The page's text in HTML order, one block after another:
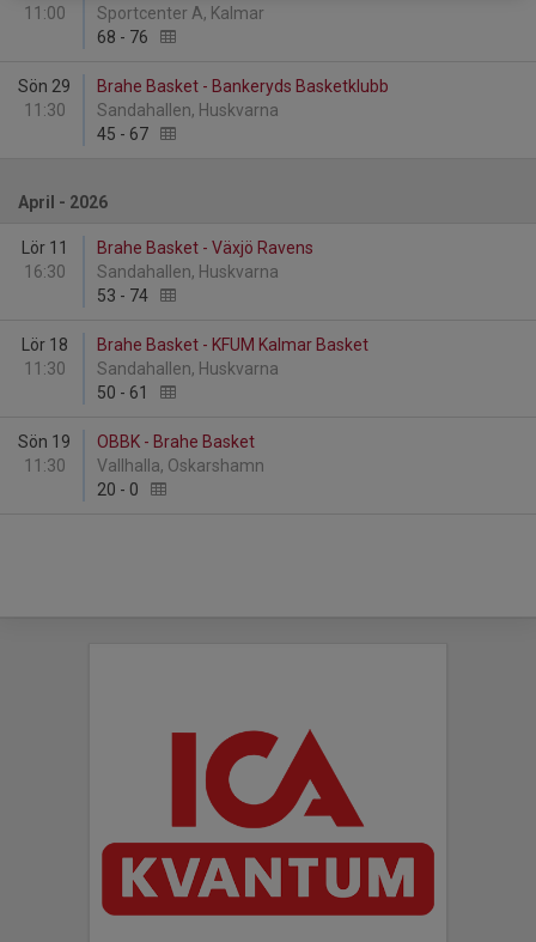
11:00
Sportcenter A, Kalmar
68 - 76
Sön 29
11:30
Brahe Basket - Bankeryds Basketklubb
Sandahallen, Huskvarna
45 - 67
April - 2026
Lör 11
16:30
Brahe Basket - Växjö Ravens
Sandahallen, Huskvarna
53 - 74
Lör 18
11:30
Brahe Basket - KFUM Kalmar Basket
Sandahallen, Huskvarna
50 - 61
Sön 19
11:30
OBBK - Brahe Basket
Vallhalla, Oskarshamn
20 - 0